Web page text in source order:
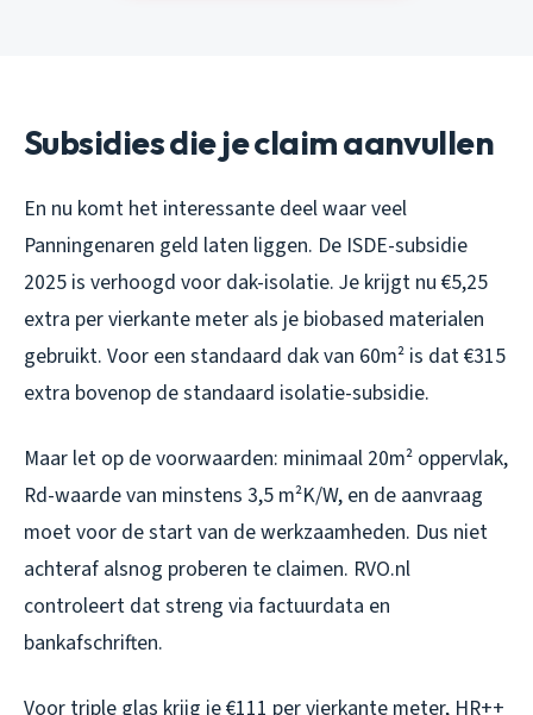
Subsidies die je claim aanvullen
En nu komt het interessante deel waar veel
Panningenaren geld laten liggen. De ISDE-subsidie
2025 is verhoogd voor dak-isolatie. Je krijgt nu €5,25
extra per vierkante meter als je biobased materialen
gebruikt. Voor een standaard dak van 60m² is dat €315
extra bovenop de standaard isolatie-subsidie.
Maar let op de voorwaarden: minimaal 20m² oppervlak,
Rd-waarde van minstens 3,5 m²K/W, en de aanvraag
moetvoor de start van de werkzaamheden. Dus niet
achteraf alsnog proberen te claimen. RVO.nl
controleert dat streng via factuurdata en
bankafschriften.
Voor triple glas krijg je €111 per vierkante meter, HR++